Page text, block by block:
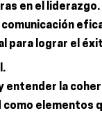
en el liderazgo.
comunicación
para lograr el
entender la
como elementos